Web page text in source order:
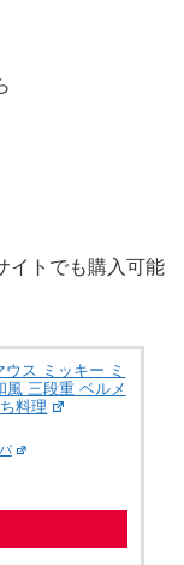
イトでも購入可能
ス ミッキー ミ
風 三段重 ベルメ
料理